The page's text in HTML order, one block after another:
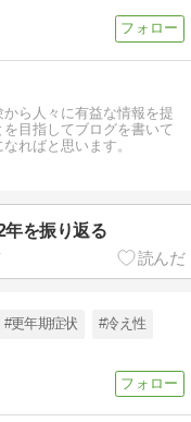
ら人々に有益な情報を提
目指してブログを書いて
ればと思います。
年を振り返る
#更年期症状 #冷え性